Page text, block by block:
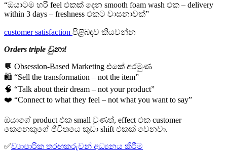
“ඔයාටම හරි feel එකක් දෙන smooth foam wash එක – delivery
within 3 days – freshness එකට වාසනාවක්”
customer satisfaction පිළිබඳව කියවන්න
Orders triple වුනා!
💬 Obsession-Based Marketing එකේ අරමුණ
🛍️ “Sell the transformation – not the item”
🧠 “Talk about their dream – not your product”
❤️ “Connect to what they feel – not what you want to say”
ඔයාගේ product එක small වුණත්, effect එක customer
කෙනෙකුගේ ජීවිතයෙ කුඩා shift එකක් වෙනවා.
✅ව්‍යාපාරික තරඟකරුවන් අධ්‍යනය කිරීම